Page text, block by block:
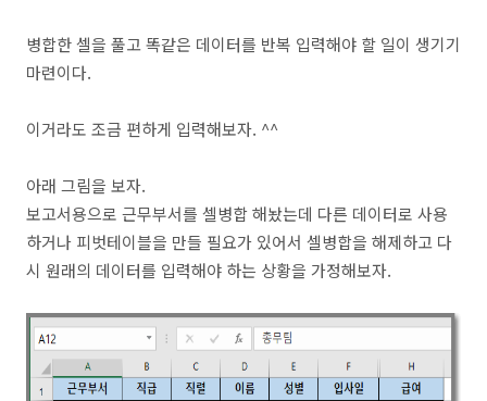
병합한 셀을 풀고 똑같은 데이터를 반복 입력해야 할 일이 생기기
마련이다.
이거라도 조금 편하게 입력해보자. ^^
아래 그림을 보자.
보고서용으로 근무부서를 셀병합 해놨는데 다른 데이터로 사용
하거나 피벗테이블을 만들 필요가 있어서 셀병합을 해제하고 다
시 원래의 데이터를 입력해야 하는 상황을 가정해보자.